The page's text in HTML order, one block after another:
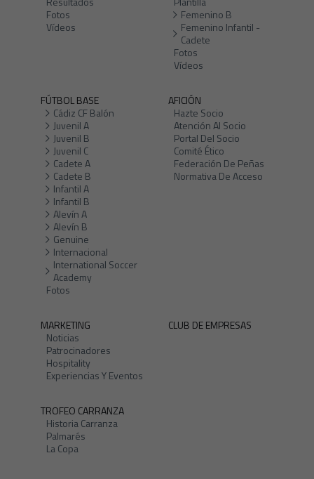
Fotos
Vídeos
Femenino B
Femenino Infantil -
Cadete
Fotos
Vídeos
FÚTBOL BASE
Cádiz CF Balón
Juvenil A
Juvenil B
Juvenil C
Cadete A
Cadete B
Infantil A
Infantil B
Alevín A
Alevín B
Genuine
Internacional
International Soccer
Academy
Fotos
AFICIÓN
Hazte Socio
Atención Al Socio
Portal Del Socio
Comité Ético
Federación De Peñas
Normativa De Acceso
MARKETING
Noticias
Patrocinadores
Hospitality
Experiencias Y Eventos
CLUB DE EMPRESAS
TROFEO CARRANZA
Historia Carranza
Palmarés
La Copa